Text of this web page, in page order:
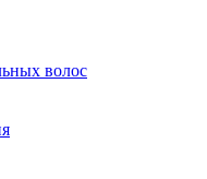
волос